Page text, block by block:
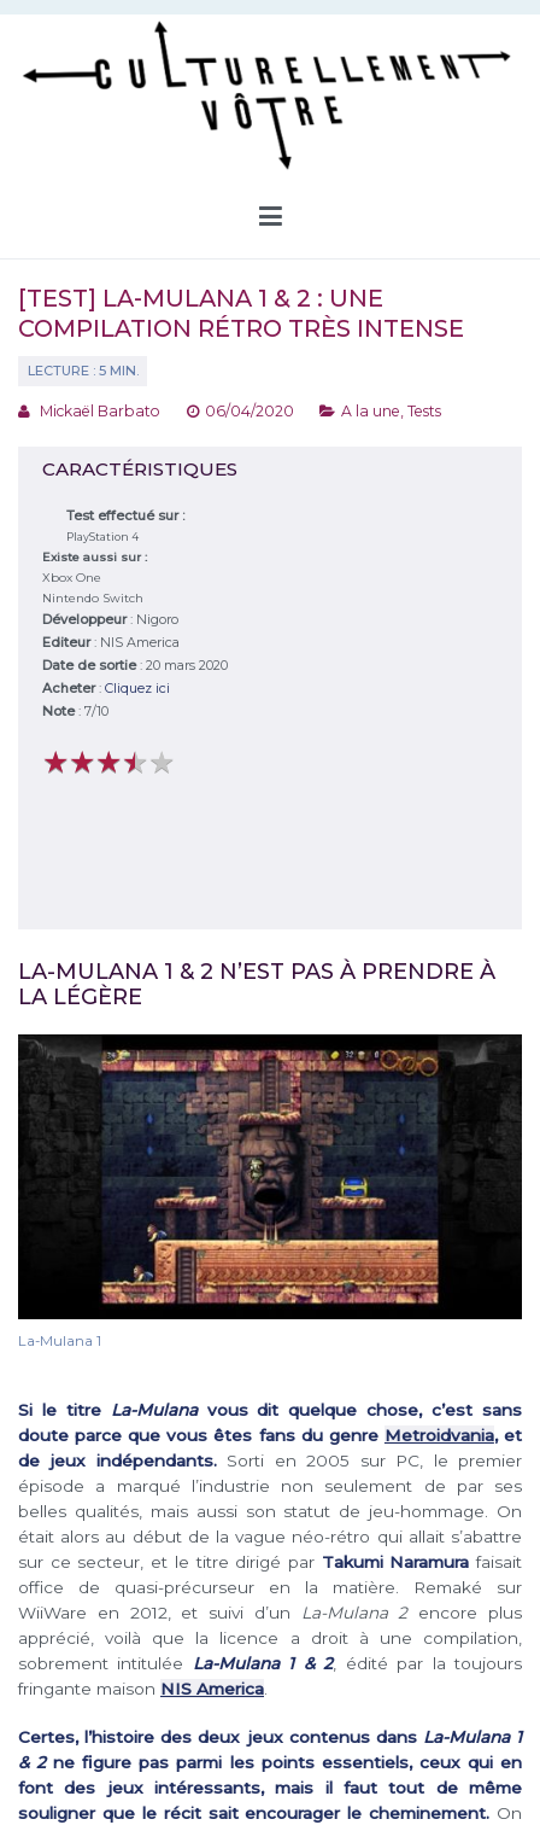
Aller
contenu
[TEST] LA-MULANA 1 & 2 : UNE
COMPILATION RÉTRO TRÈS INTENSE
Mickaël Barbato 06/04/2020 A la une ,Tests
CARACTÉRISTIQUES
Test effectué sur :
PlayStation 4
Existe aussi sur :
Xbox One
Nintendo Switch
Développeur: Nigoro
Editeur: NIS America
Date de sortie: 20 mars 2020
Acheter: Cliquez ici
Note: 7/10
★★★★★
★★★★★
LA-MULANA 1 & 2 N’EST PAS À PRENDRE À
LA LÉGÈRE
La-Mulana 1
Si le titre La-Mulanavous dit quelque chose, c’est sans
doute parce que vous êtes fans du genre Metroidvania, et
de jeux indépendants.Sorti en 2005 sur PC, le premier
épisode a marqué l’industrie non seulement de par ses
belles qualités, mais aussi son statut de jeu-hommage. On
était alors au début de la vague néo-rétro qui allait s’abattre
sur ce secteur, et le titre dirigé par Takumi Naramura faisait
office de quasi-précurseur en la matière. Remaké sur
WiiWare en 2012, et suivi d’un
La-Mulana 2encore plus
apprécié, voilà que la licence a droit à une compilation,
sobrement intitulée La-Mulana 1 & 2, édité par la toujours
fringante maison NIS America
Certes, l’histoire des deux jeux contenus dans La-Mulana 1
& 2ne figure pas parmi les points essentiels, ceux qui en
font des jeux intéressants, mais il faut tout de même
souligner que le récit sait encourager le cheminement. On